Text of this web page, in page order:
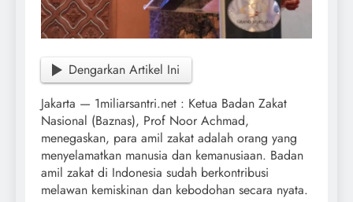
Dengarkan Artikel Ini
Jakarta — 1miliarsantri.net : Ketua Badan Zakat
Nasional (Baznas), Prof Noor Achmad,
menegaskan, para amil zakat adalah orang yang
menyelamatkan manusia dan kemanusiaan. Badan
amil zakat di Indonesia sudah berkontribusi
melawan kemiskinan dan kebodohan secara nyata.